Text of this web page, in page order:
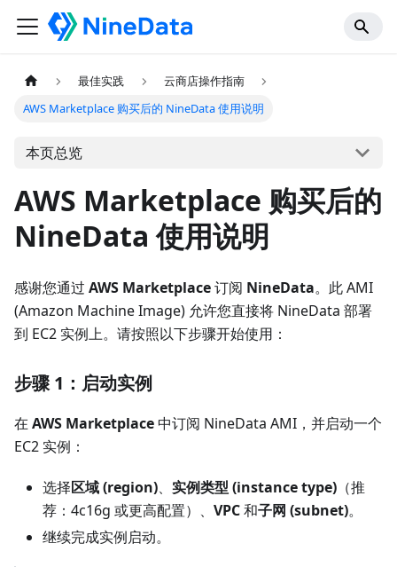
最佳实践
云商店操作指南
AWS Marketplace 购买后的 NineData 使用说明
本页总览
AWS Marketplace 购买后的
NineData 使用说明
感谢您通过 AWS Marketplace订阅 NineData。此 AMI
(Amazon Machine Image) 允许您直接将 NineData 部署
到 EC2 实例上。请按照以下步骤开始使用：
步骤 1：启动实例
在 AWS Marketplace中订阅 NineData AMI，并启动一个
EC2 实例：
选择区域 (region)、 实例类型 (instance type) （推
荐：4c16g 或更高配置）、 VPC和子网 (subnet)。
继续完成实例启动。